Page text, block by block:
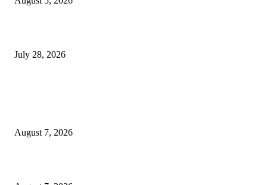
July 28, 2026
August 7, 2026